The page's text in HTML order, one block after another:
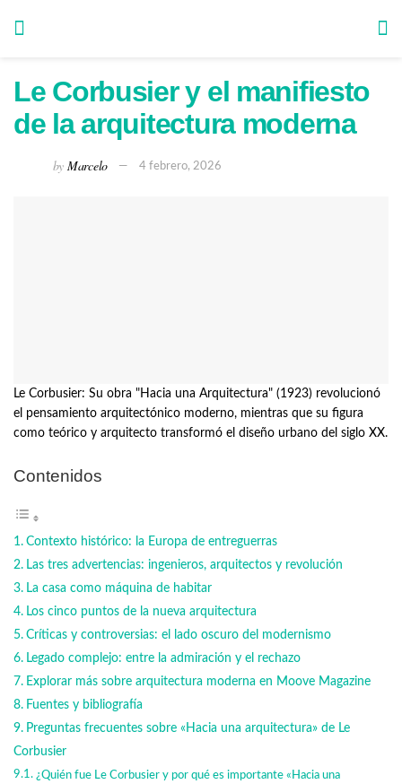
Le Corbusier y el manifiesto
de la arquitectura moderna
by Marcelo 4 febrero, 2026
Le Corbusier: Su obra "Hacia una Arquitectura" (1923) revolucionó
el pensamiento arquitectónico moderno, mientras que su figura
como teórico y arquitecto transformó el diseño urbano del siglo XX.
Contenidos
Contexto histórico: la Europa de entreguerras
Las tres advertencias: ingenieros, arquitectos y revolución
La casa como máquina de habitar
Los cinco puntos de la nueva arquitectura
Críticas y controversias: el lado oscuro del modernismo
Legado complejo: entre la admiración y el rechazo
Explorar más sobre arquitectura moderna en Moove Magazine
Fuentes y bibliografía
Preguntas frecuentes sobre «Hacia una arquitectura» de Le
Corbusier
¿Quién fue Le Corbusier y por qué es importante «Hacia una